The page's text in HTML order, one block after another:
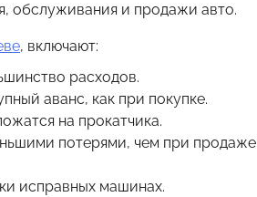
обслуживания и продажи авто.
, включают:
расходов.
аванс, как при покупке.
на прокатчика.
потерями, чем при продаже
исправных машинах.